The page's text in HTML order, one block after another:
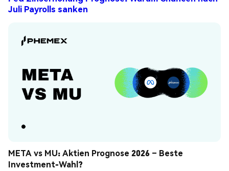
Juli Payrolls sanken
META vs MU: Aktien Prognose 2026 – Beste
Investment-Wahl?